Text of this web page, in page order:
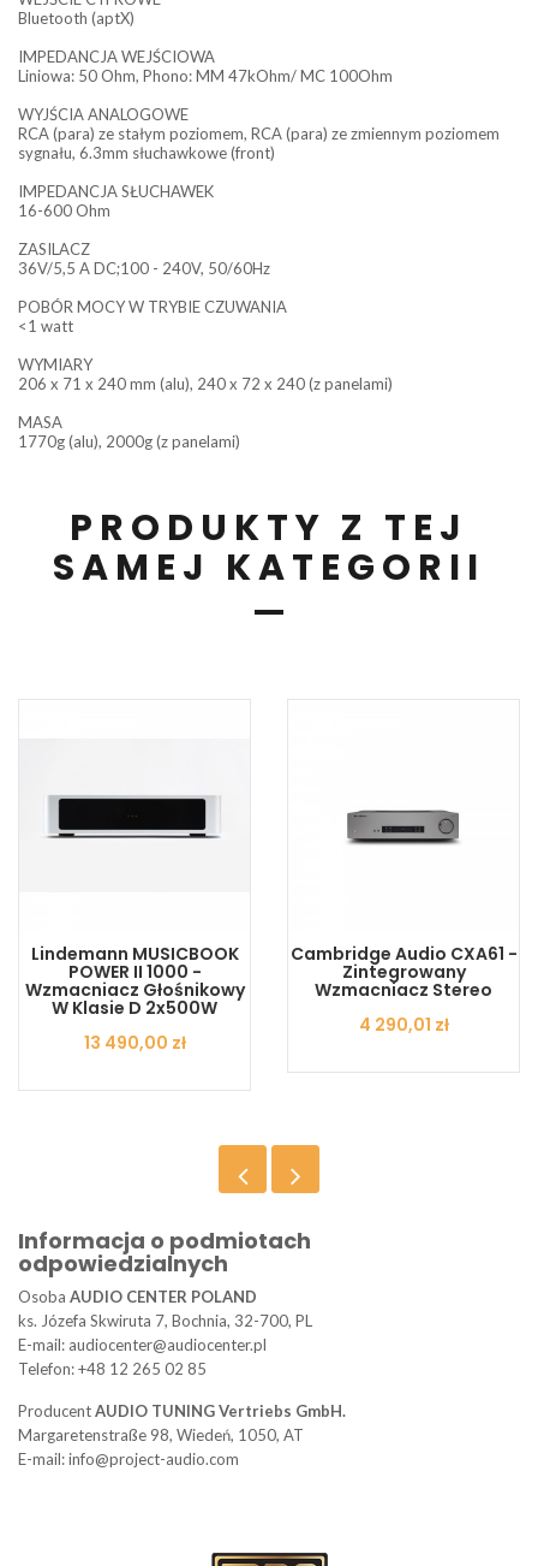
Bluetooth (aptX)
IMPEDANCJA WEJŚCIOWA
Liniowa: 50 Ohm, Phono: MM 47kOhm/ MC 100Ohm
WYJŚCIA ANALOGOWE
RCA (para) ze stałym poziomem, RCA (para) ze zmiennym poziomem
sygnału, 6.3mm słuchawkowe (front)
IMPEDANCJA SŁUCHAWEK
16-600 Ohm
ZASILACZ
36V/5,5 A DC;100 - 240V, 50/60Hz
POBÓR MOCY W TRYBIE CZUWANIA
<1 watt
WYMIARY
206 x 71 x 240 mm (alu), 240 x 72 x 240 (z panelami)
MASA
1770g (alu), 2000g (z panelami)
PRODUKTY Z TEJ
SAMEJ KATEGORII
Lindemann MUSICBOOK
POWER II 1000 -
Wzmacniacz Głośnikowy
W Klasie D 2x500W
Cena
13 490,00 zł
Cambridge Audio CXA61 -
Zintegrowany
Wzmacniacz Stereo
Cena
4 290,01 zł
Informacja o podmiotach
odpowiedzialnych
Osoba AUDIO CENTER POLAND
ks. Józefa Skwiruta 7, Bochnia, 32-700, PL
E-mail: audiocenter@audiocenter.pl
Telefon: +48 12 265 02 85
ProducentAUDIO TUNING Vertriebs GmbH.
Margaretenstraße 98, Wiedeń, 1050, AT
E-mail: info@project-audio.com